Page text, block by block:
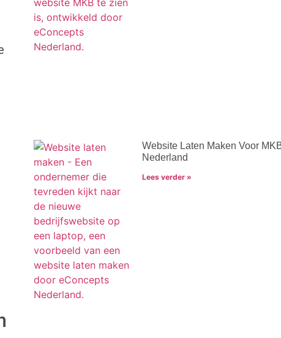
Website Laten Maken Voor
Nederland
Lees verder »